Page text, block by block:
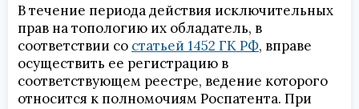
В течение периода действия исключительных
прав на топологию их обладатель, в
соответствии со статьей 1452 ГК РФ, вправе
осуществить ее регистрацию в
соответствующем реестре, ведение которого
относится к полномочиям Роспатента. При